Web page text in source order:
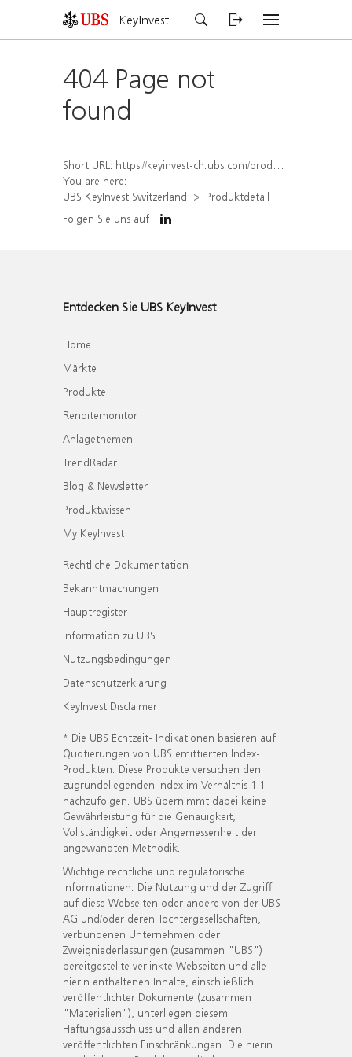
KeyInvest
404 Page not
found
Short URL: https://keyinvest-ch.ubs.com/produkt/detail/index/isin/CH1570364575
You are here:
UBS KeyInvest Switzerland
Produktdetail
Folgen Sie uns auf
Entdecken Sie UBS KeyInvest
Home
Märkte
Produkte
Renditemonitor
Anlagethemen
TrendRadar
Blog & Newsletter
Produktwissen
My KeyInvest
Rechtliche Dokumentation
Bekanntmachungen
Hauptregister
Information zu UBS
Nutzungsbedingungen
Datenschutzerklärung
KeyInvest Disclaimer
* Die UBS Echtzeit- Indikationen basieren auf
Quotierungen von UBS emittierten Index-
Produkten. Diese Produkte versuchen den
zugrundeliegenden Index im Verhältnis 1:1
nachzufolgen. UBS übernimmt dabei keine
Gewährleistung für die Genauigkeit,
Vollständigkeit oder Angemessenheit der
angewandten Methodik.
Wichtige rechtliche und regulatorische
Informationen. Die Nutzung und der Zugriff
auf diese Webseiten oder andere von der UBS
AG und/oder deren Tochtergesellschaften,
verbundenen Unternehmen oder
Zweigniederlassungen (zusammen "UBS")
bereitgestellte verlinkte Webseiten und alle
hierin enthaltenen Inhalte, einschließlich
veröffentlichter Dokumente (zusammen
"Materialien"), unterliegen diesem
Haftungsausschluss und allen anderen
veröffentlichten Einschränkungen. Die hierin